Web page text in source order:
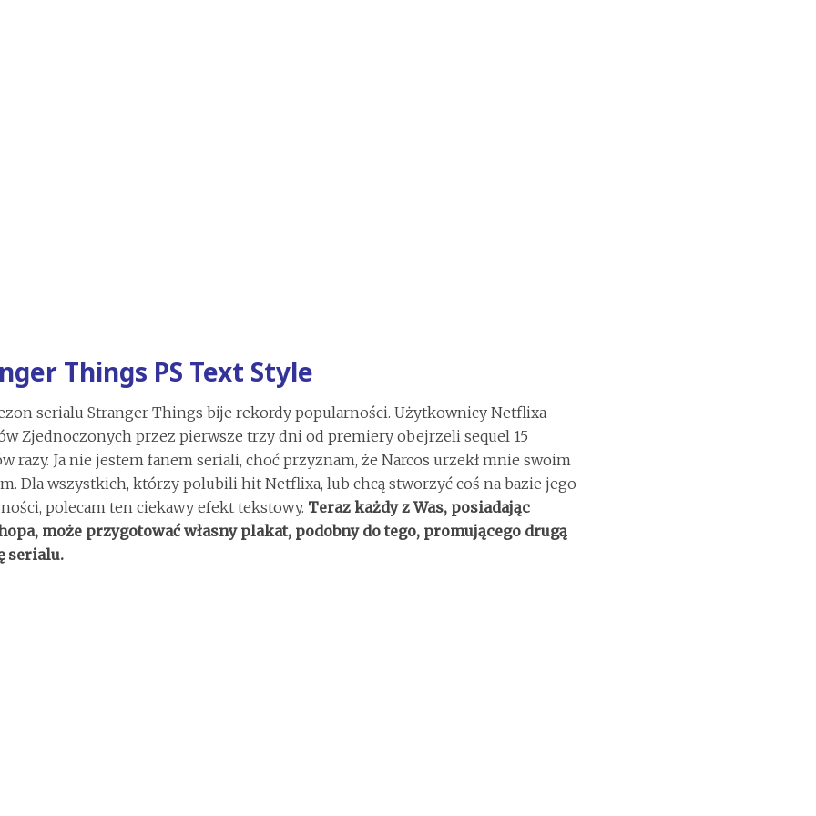
Things PS Text Style
serialu Stranger Things bije rekordy popularności. Użytkownicy Netflixa
Zjednoczonych przez pierwsze trzy dni od premiery obejrzeli sequel 15
razy. Ja nie jestem fanem seriali, choć przyznam, że Narcos urzekł mnie swoim
Dla wszystkich, którzy polubili hit Netflixa, lub chcą stworzyć coś na bazie jego
polecam ten ciekawy efekt tekstowy. Teraz każdy z Was, posiadając
może przygotować własny plakat, podobny do tego, promującego drugą
serialu.